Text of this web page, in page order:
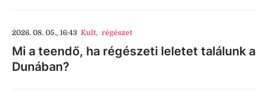
2026. 08. 05., 16:43 Kult, régészet
Mi a teendő, ha régészeti leletet találunk a
Dunában?